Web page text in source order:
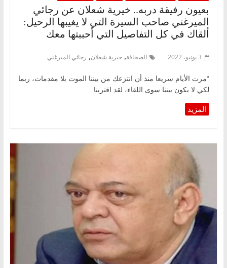
بعيون رفيقة دربه.. خيرية شعلان عن رجائي
الميرغني صاحب السيرة التي لا يغيبها الرحيل:
ألقاك في كل التفاصيل التي أحببتها معك
3 يونيو، 2022 الصحافة, خيرية شعلان, رجائي الميرغني
“مرت الأيام سريعا منذ أن انتزعك من بيننا الموت بلا مقدمات، ربما
لكي لا يكون بيننا سوى اللقاء، لقد اقتربنا